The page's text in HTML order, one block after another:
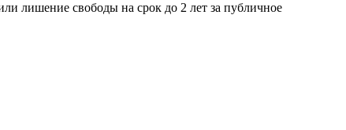
лишение свободы на срок до 2 лет за публичное